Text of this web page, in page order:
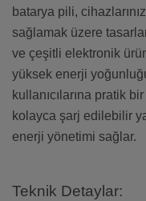
batarya pili,
sağlamak üzere
ve çeşitli elektronik
yüksek enerji
kullanıcılarına pratik
kolayca şarj edilebilir
enerji yönetimi sağlar.
Teknik Detaylar: